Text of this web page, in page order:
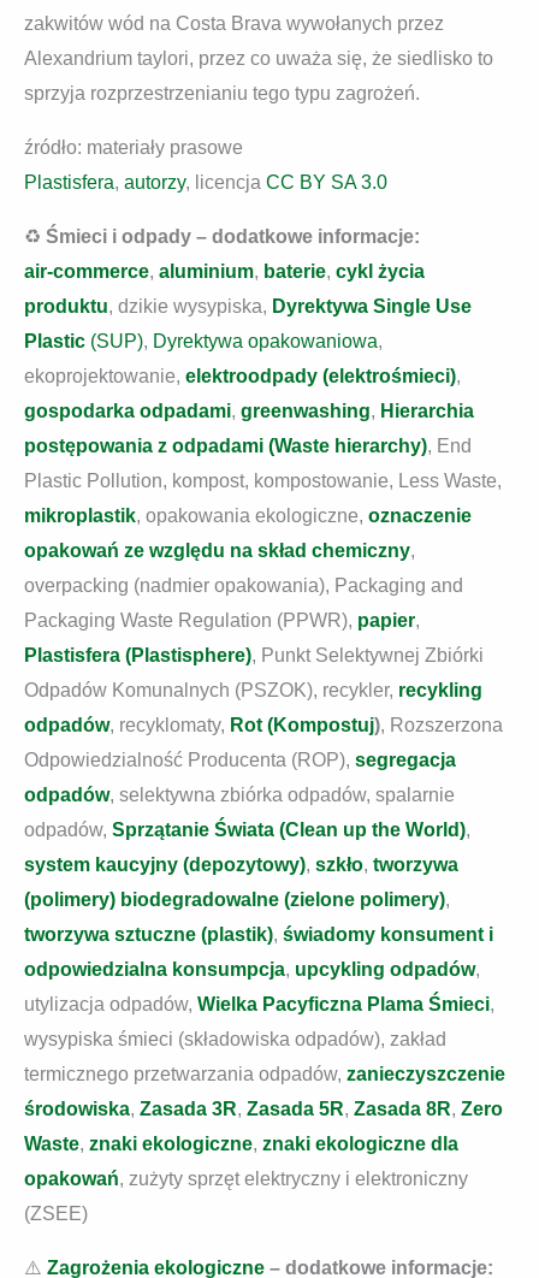
zakwitów wód na Costa Brava wywołanych przez
Alexandrium taylori, przez co uważa się, że siedlisko to
sprzyja rozprzestrzenianiu tego typu zagrożeń.
źródło: materiały prasowe
Plastisfera, autorzy, licencja CC BY SA 3.0
♻️ Śmieci i odpady – dodatkowe informacje:
air-commerce, aluminium, baterie, cykl życia
produktu, dzikie wysypiska, Dyrektywa Single Use
Plastic (SUP), Dyrektywa opakowaniowa,
ekoprojektowanie, elektroodpady (elektrośmieci),
gospodarka odpadami, greenwashing, Hierarchia
postępowania z odpadami (Waste hierarchy), End
Plastic Pollution, kompost, kompostowanie, Less Waste,
mikroplastik, opakowania ekologiczne, oznaczenie
opakowań ze względu na skład chemiczny,
overpacking (nadmier opakowania), Packaging and
Packaging Waste Regulation (PPWR), papier,
Plastisfera (Plastisphere), Punkt Selektywnej Zbiórki
Odpadów Komunalnych (PSZOK), recykler, recykling
odpadów, recyklomaty, Rot (Kompostuj), Rozszerzona
Odpowiedzialność Producenta (ROP), segregacja
odpadów, selektywna zbiórka odpadów, spalarnie
odpadów, Sprzątanie Świata (Clean up the World),
system kaucyjny (depozytowy), szkło, tworzywa
(polimery) biodegradowalne (zielone polimery),
tworzywa sztuczne (plastik), świadomy konsument i
odpowiedzialna konsumpcja, upcykling odpadów,
utylizacja odpadów, Wielka Pacyficzna Plama Śmieci,
wysypiska śmieci (składowiska odpadów), zakład
termicznego przetwarzania odpadów, zanieczyszczenie
środowiska, Zasada 3R, Zasada 5R, Zasada 8R, Zero
Waste, znaki ekologiczne, znaki ekologiczne dla
opakowań, zużyty sprzęt elektryczny i elektroniczny
(ZSEE)
⚠️ Zagrożenia ekologiczne – dodatkowe informacje: